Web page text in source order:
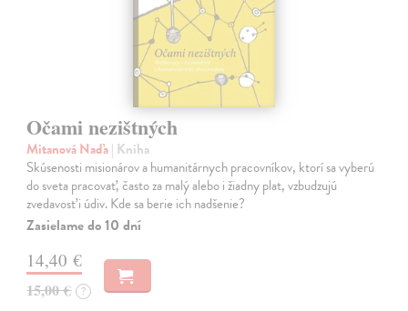
Očami nezištných
Mitanová Naďa| Kniha
Skúsenosti misionárov a humanitárnych pracovníkov, ktorí sa vyberú
do sveta pracovať, často za malý alebo i žiadny plat, vzbudzujú
zvedavosť i údiv. Kde sa berie ich nadšenie?
Zasielame do 10 dní
14,40 €
15,00 € ?